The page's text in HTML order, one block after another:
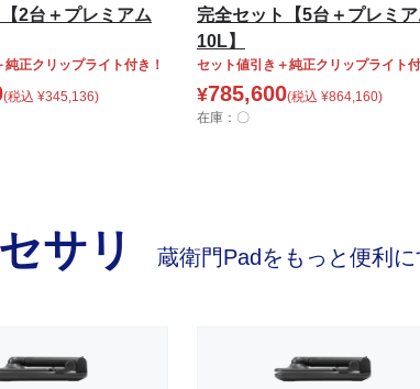
2台＋プレミアム
正クリップライト付き！
(税込 ¥345,136)
完全セット【5台＋プレミア
10L】
セット値引き＋純正クリップライト付
¥785,600(税込 ¥864,160)
在庫：〇
サリ 蔵衛門Padをもっと便利